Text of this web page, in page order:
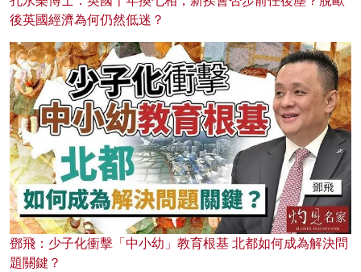
後英國經濟為何仍然低迷？
鄧飛：少子化衝擊「中小幼」教育根基 北都如何成為解決問
題關鍵？